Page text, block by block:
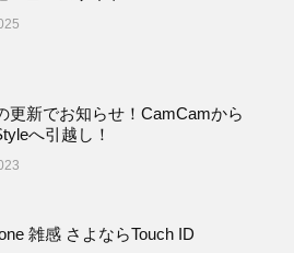
更新でお知らせ！CamCamから
へ引越し！
雑感 さよならTouch ID